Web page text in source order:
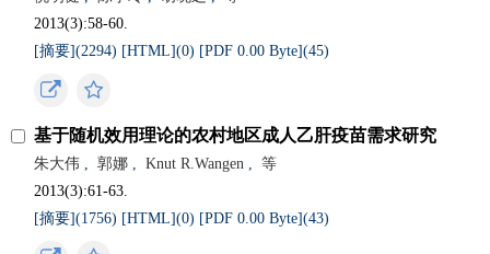
2013(3):58-60.
[摘要](2294) [HTML](0) [PDF 0.00 Byte](45)
基于随机效用理论的农村地区成人乙肝疫苗需求研究
朱大伟 , 郭娜 , Knut R.Wangen ,
等
2013(3):61-63.
[摘要](1756) [HTML](0) [PDF 0.00 Byte](43)